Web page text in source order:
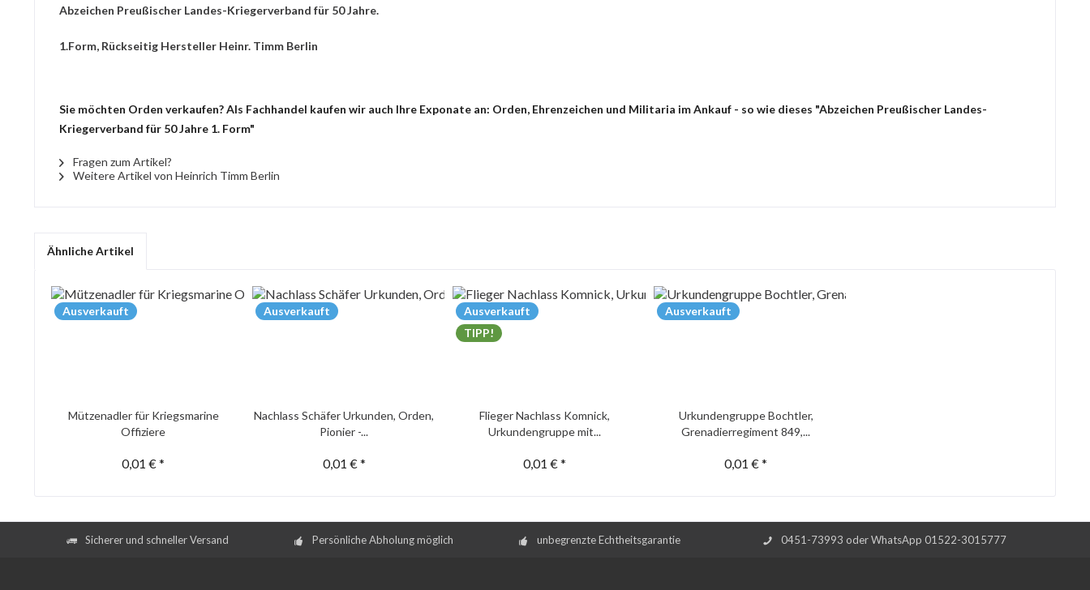
Abzeichen Preußischer Landes-Kriegerverband für 50 Jahre.
1.Form, Rückseitig Hersteller Heinr. Timm Berlin
Sie möchten Orden verkaufen? Als Fachhandel kaufen wir auch Ihre Exponate an: Orden, Ehrenzeichen und Militaria im Ankauf - so wie dieses "Abzeichen Preußischer Landes-
Kriegerverband für 50 Jahre 1. Form"
Fragen zum Artikel?
Weitere Artikel von Heinrich Timm Berlin
Ähnliche Artikel
Ausverkauft
Mützenadler für Kriegsmarine
Offiziere
0,01 € *
Ausverkauft
Nachlass Schäfer Urkunden, Orden,
Pionier -...
0,01 € *
Ausverkauft
TIPP!
Flieger Nachlass Komnick,
Urkundengruppe mit...
0,01 € *
Ausverkauft
Urkundengruppe Bochtler,
Grenadierregiment 849,...
0,01 € *
Sicherer und schneller Versand Persönliche Abholung möglich unbegrenzte Echtheitsgarantie 0451-73993 oder WhatsApp 01522-3015777